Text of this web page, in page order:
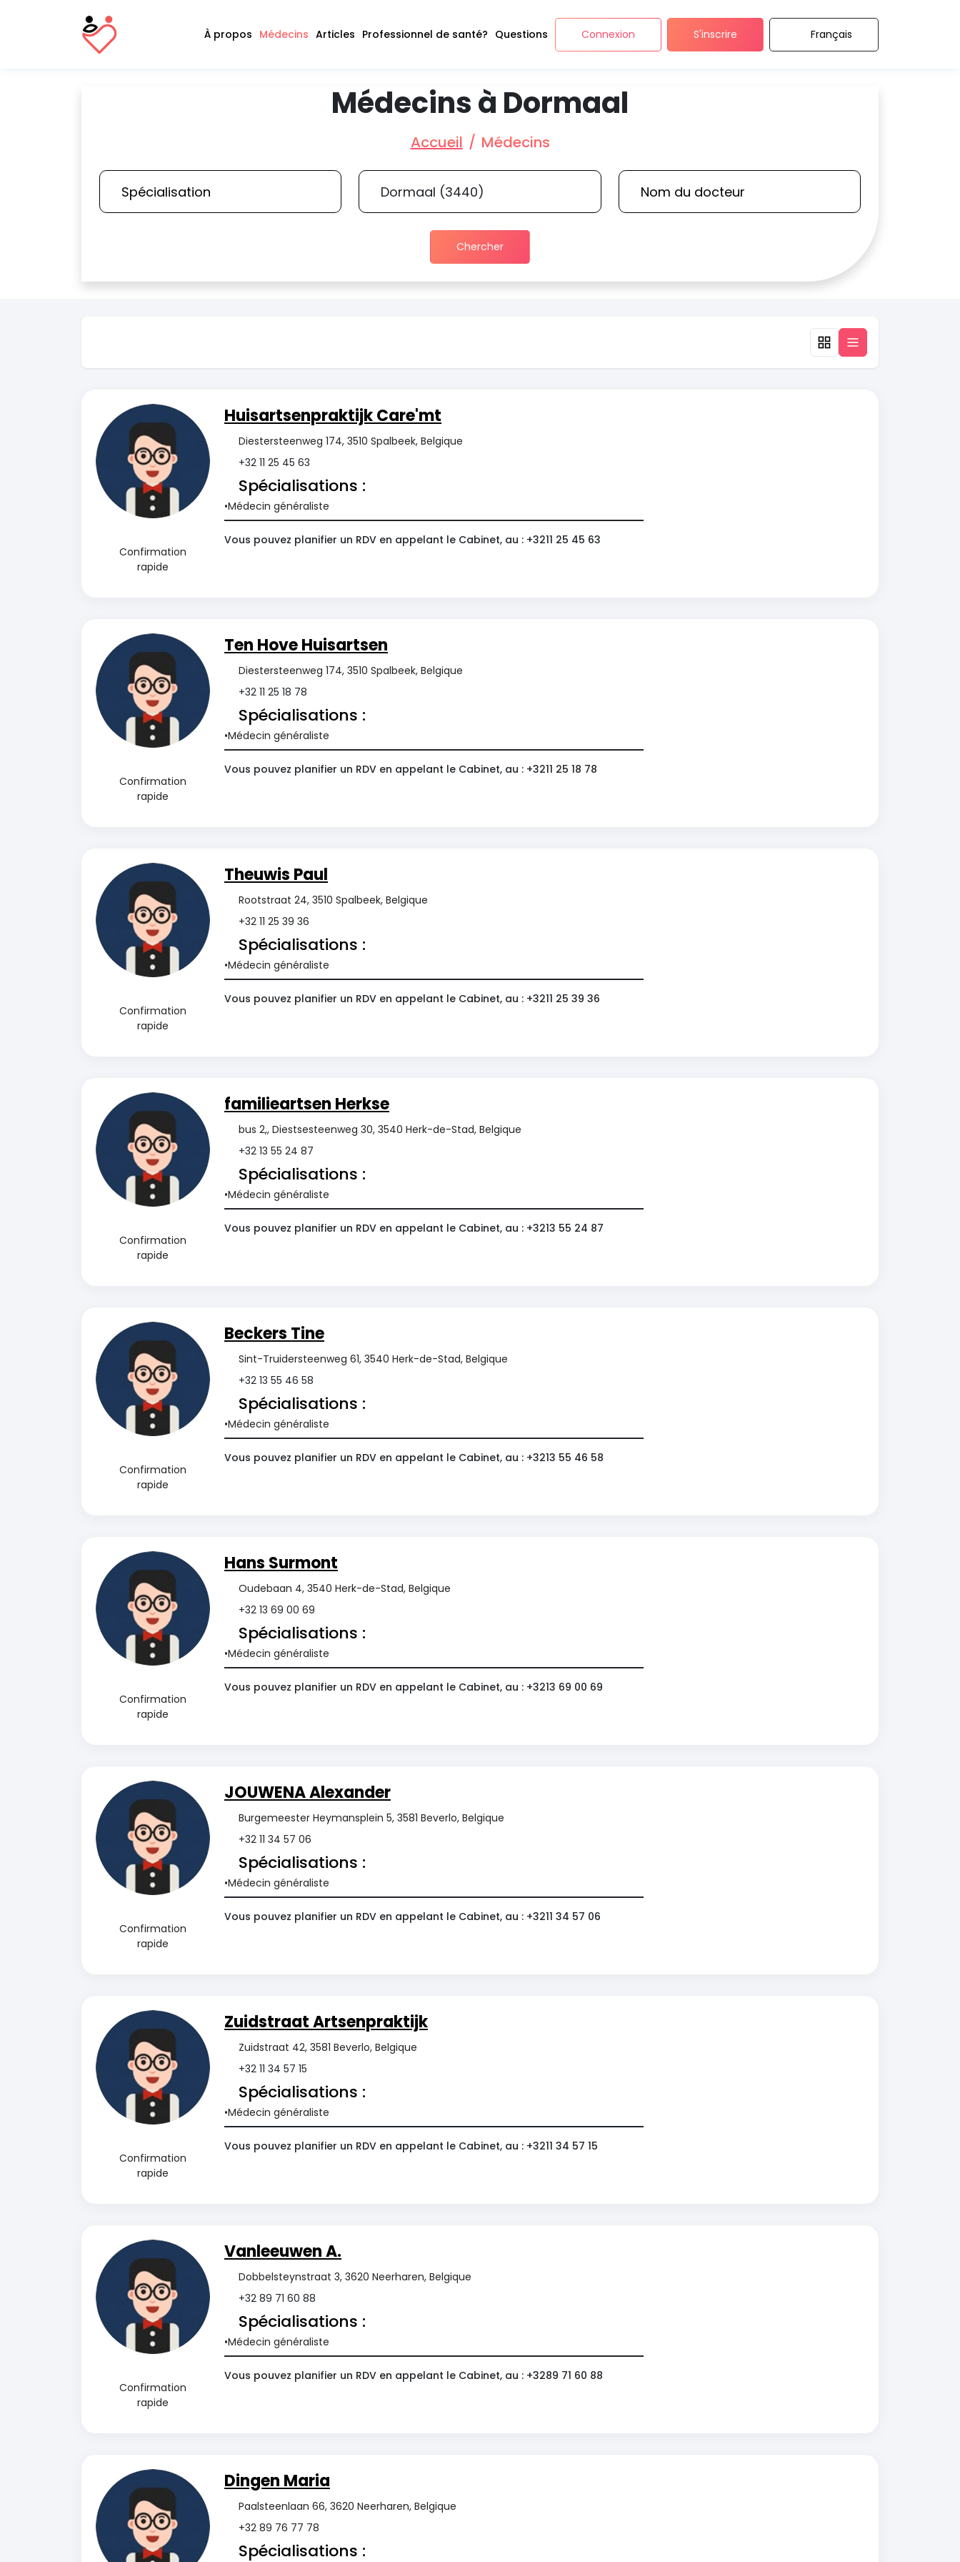
À propos Médecins Articles Professionnel de santé? Questions Connexion S'inscrire Français
Médecins à Dormaal
Accueil Médecins
Chercher
Confirmation
rapide
Huisartsenpraktijk Care'mt
Diestersteenweg 174, 3510 Spalbeek, Belgique
+32 11 25 45 63
Spécialisations :
Médecin généraliste
Vous pouvez planifier un RDV en appelant le Cabinet, au : +3211 25 45 63
Confirmation
rapide
Ten Hove Huisartsen
Diestersteenweg 174, 3510 Spalbeek, Belgique
+32 11 25 18 78
Spécialisations :
Médecin généraliste
Vous pouvez planifier un RDV en appelant le Cabinet, au : +3211 25 18 78
Confirmation
rapide
Theuwis Paul
Rootstraat 24, 3510 Spalbeek, Belgique
+32 11 25 39 36
Spécialisations :
Médecin généraliste
Vous pouvez planifier un RDV en appelant le Cabinet, au : +3211 25 39 36
Confirmation
rapide
familieartsen Herkse
bus 2,, Diestsesteenweg 30, 3540 Herk-de-Stad, Belgique
+32 13 55 24 87
Spécialisations :
Médecin généraliste
Vous pouvez planifier un RDV en appelant le Cabinet, au : +3213 55 24 87
Confirmation
rapide
Beckers Tine
Sint-Truidersteenweg 61, 3540 Herk-de-Stad, Belgique
+32 13 55 46 58
Spécialisations :
Médecin généraliste
Vous pouvez planifier un RDV en appelant le Cabinet, au : +3213 55 46 58
Confirmation
rapide
Hans Surmont
Oudebaan 4, 3540 Herk-de-Stad, Belgique
+32 13 69 00 69
Spécialisations :
Médecin généraliste
Vous pouvez planifier un RDV en appelant le Cabinet, au : +3213 69 00 69
Confirmation
rapide
JOUWENA Alexander
Burgemeester Heymansplein 5, 3581 Beverlo, Belgique
+32 11 34 57 06
Spécialisations :
Médecin généraliste
Vous pouvez planifier un RDV en appelant le Cabinet, au : +3211 34 57 06
Confirmation
rapide
Zuidstraat Artsenpraktijk
Zuidstraat 42, 3581 Beverlo, Belgique
+32 11 34 57 15
Spécialisations :
Médecin généraliste
Vous pouvez planifier un RDV en appelant le Cabinet, au : +3211 34 57 15
Confirmation
rapide
Vanleeuwen A.
Dobbelsteynstraat 3, 3620 Neerharen, Belgique
+32 89 71 60 88
Spécialisations :
Médecin généraliste
Vous pouvez planifier un RDV en appelant le Cabinet, au : +3289 71 60 88
Dingen Maria
Paalsteenlaan 66, 3620 Neerharen, Belgique
+32 89 76 77 78
Spécialisations :